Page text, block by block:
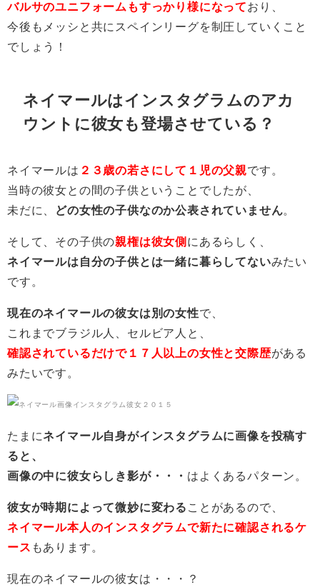
バルサのユニフォームもすっかり様になっており、
今後もメッシと共にスペインリーグを制圧していくこと
でしょう！
ネイマールはインスタグラムのアカ
ウントに彼女も登場させている？
ネイマールは ２３歳の若さにして１児の父親です。
当時の彼女との間の子供ということでしたが、
未だに、
どの女性の子供なのか公表されていません
そして、その子供の親権は彼女側にあるらしく、
ネイマールは自分の子供とは一緒に暮らしてないみたい
です。
現在のネイマールの彼女は別の女性で、
これまでブラジル人、セルビア人と、
確認されているだけで１７人以上の女性と交際歴がある
みたいです。
たまにネイマール自身がインスタグラムに画像を投稿す
ると、
画像の中に彼女らしき影が・・・ はよくあるパターン。
彼女が時期によって微妙に変わる ことがあるので、
ネイマール本人のインスタグラムで新たに確認されるケ
ース もあります。
現在のネイマールの彼女は・・・？